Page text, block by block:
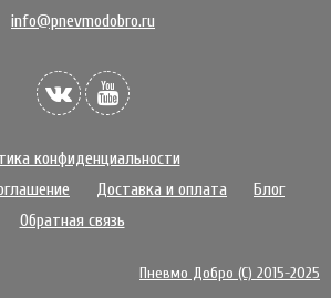
info@pnevmodobro.ru
конфиденциальности
Доставка и оплата
Блог
Обратная связь
Пневмо Добро (С) 2015-2025